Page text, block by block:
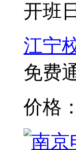
开班
江宁
免费
价格